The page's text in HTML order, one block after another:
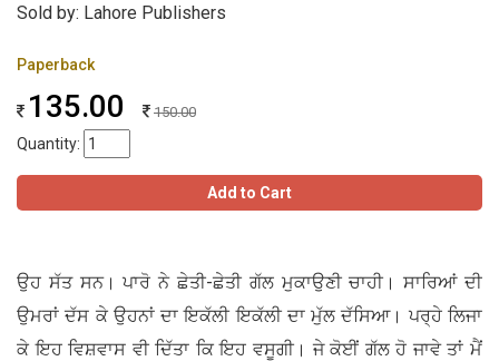
Sold by: Lahore Publishers
Paperback
135.00 150.00
Quantity:
Add to Cart
ਉਹ ਸੱਤ ਸਨ। ਪਾਰੋ ਨੇ ਛੇਤੀ-ਛੇਤੀ ਗੱਲ ਮੁਕਾਉਣੀ ਚਾਹੀ। ਸਾਰਿਆਂ ਦੀ
ਉਮਰਾਂ ਦੱਸ ਕੇ ਉਹਨਾਂ ਦਾ ਇਕੱਲੀ ਇਕੱਲੀ ਦਾ ਮੁੱਲ ਦੱਸਿਆ। ਪਰ੍ਹੇ ਲਿਜਾ
ਕੇ ਇਹ ਵਿਸ਼ਵਾਸ ਵੀ ਦਿੱਤਾ ਕਿ ਇਹ ਵਸੂਗੀ। ਜੇ ਕੋਈਂ ਗੱਲ ਹੋ ਜਾਵੇ ਤਾਂ ਮੈਂ